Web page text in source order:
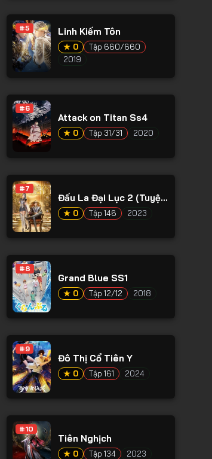
#5 Linh Kiếm Tôn
★ 0
Tập 660/660
2019
#6
Attack on Titan Ss4
★ 0 Tập 31/31 2020
#7
Đấu La Đại Lục 2 (Tuyệt
Thế Đường Môn)
★ 0 Tập 146 2023
#8
Grand Blue SS1
★ 0 Tập 12/12 2018
#9
Đô Thị Cổ Tiên Y
★ 0 Tập 161 2024
#10
Tiên Nghịch
★ 0 Tập 134 2023